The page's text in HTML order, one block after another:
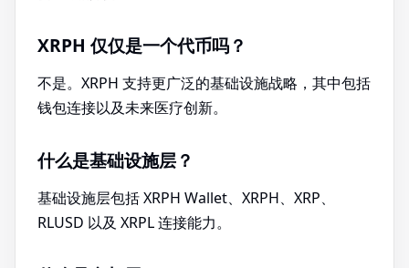
XRPH 仅仅是一个代币吗？
不是。XRPH 支持更广泛的基础设施战略，其中包括
钱包连接以及未来医疗创新。
什么是基础设施层？
基础设施层包括 XRPH Wallet、XRPH、XRP、
RLUSD 以及 XRPL 连接能力。